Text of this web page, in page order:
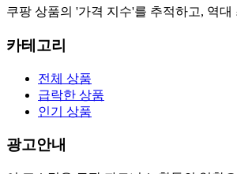
쿠팡 상품의 '가격 지수'를 추적하고, 역
카테고리
전체 상품
급락한 상품
인기 상품
광고안내